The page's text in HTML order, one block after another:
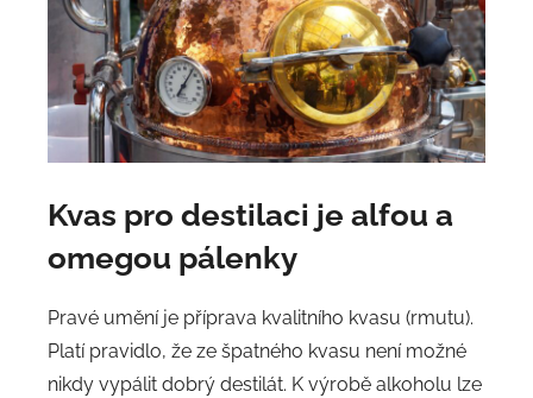
Kvas pro destilaci je alfou a
omegou pálenky
Pravé umění je příprava kvalitního kvasu (rmutu).
Platí pravidlo, že ze špatného kvasu není možné
nikdy vypálit dobrý destilát. K výrobě alkoholu lze